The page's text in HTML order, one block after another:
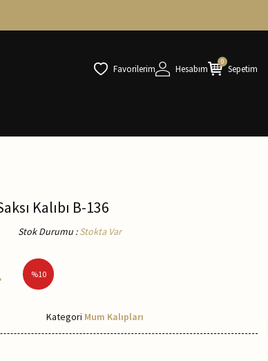
Favorilerim Hesabım
0
Sepetim
Kalıbı B-136
Stok Durumu : Stokta Var
%10
Kategori Mum Kalıpları